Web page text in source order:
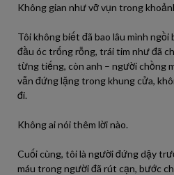
Không gian như vỡ vụn trong
Tôi không biết đã bao lâu mình
đầu óc trống rỗng, trái tim như đã
từng tiếng, còn anh – người chồng
vẫn đứng lặng trong khung cửa,
đi.
Không ai nói thêm lời nào.
Cuối cùng, tôi là người đứng dậy
máu trong người đã rút cạn, bước